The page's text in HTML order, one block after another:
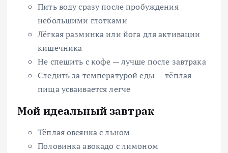
Пить воду сразу после пробуждения
небольшими глотками
Лёгкая разминка или йога для активации
кишечника
Не спешить с кофе — лучше после завтрака
Следить за температурой еды — тёплая
пища усваивается легче
Мой идеальный завтрак
Тёплая овсянка с льном
Половинка авокадо с лимоном